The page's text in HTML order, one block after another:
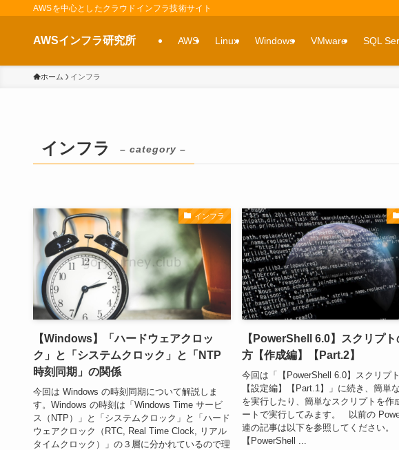
AWSを中心としたクラウドインフラ技術サイト
AWSインフラ研究所 AWS Linux Windows VMware SQL
ホーム インフラ
インフラ – category –
インフラ
【Windows】「ハードウェアクロッ
ク」と「システムクロック」と「NTP
時刻同期」の関係
今回は Windows の時刻同期について解説しま
す。Windows の時刻は「Windows Time サービ
ス（NTP）」と「システムクロック」と「ハード
ウェアクロック（RTC, Real Time Clock, リアル
タイムクロック）」の３層に分かれているので理
【PowerShell 6.0】スクリプト
方【作成編】【Part.2】
今回は「【PowerShell 6.0】スクリプ
【設定編】【Part.1】」に続き、簡単
を実行したり、簡単なスクリプトを作
ートで実行してみます。 以前の
連の記事は以下を参照してください。
【PowerShell ...